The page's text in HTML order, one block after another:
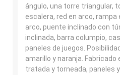
ángulo, una torre triangular,
escalera, red en arco, rampa
arco, puente inclinado con
inclinada, barra columpio,
paneles de juegos.
amarillo y naranja. Fabricado
tratada y torneada, paneles y